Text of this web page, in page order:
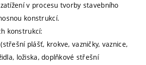
v procesu tvorby stavebního
konstrukcí.
konstrukcí:
plášť, krokve, vazničky, vaznice,
ložiska, doplňkové střešní